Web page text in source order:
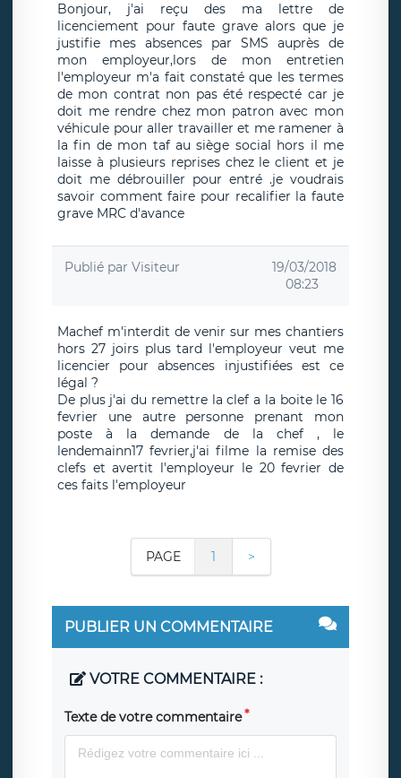
Bonjour, j'ai reçu des ma lettre de
licenciement pour faute grave alors que je
justifie mes absences par SMS auprès de
mon employeur,lors de mon entretien
l'employeur m'a fait constaté que les termes
de mon contrat non pas été respecté car je
doit me rendre chez mon patron avec mon
véhicule pour aller travailler et me ramener à
la fin de mon taf au siège social hors il me
laisse à plusieurs reprises chez le client et je
doit me débrouiller pour entré .je voudrais
savoir comment faire pour recalifier la faute
grave MRC d'avance
Publié par Visiteur
19/03/2018
08:23
Machef m'interdit de venir sur mes chantiers
hors 27 joirs plus tard l'employeur veut me
licencier pour absences injustifiées est ce
légal ?
De plus j'ai du remettre la clef a la boite le 16
fevrier une autre personne prenant mon
poste à la demande de la chef , le
lendemainn17 fevrier,j'ai filme la remise des
clefs et avertit l'employeur le 20 fevrier de
ces faits l'employeur
PAGE 1 >
PUBLIER UN COMMENTAIRE
VOTRE COMMENTAIRE :
Texte de votre commentaire